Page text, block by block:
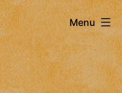
Menu